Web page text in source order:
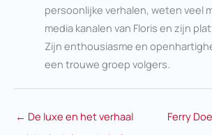
persoonlijke verhalen, weten veel
media kanalen van Floris en zijn
Zijn enthousiasme en
een trouwe groep volgers.
← De luxe en het verhaal
Ferry